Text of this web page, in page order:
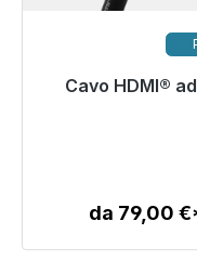
Cavo HDMI®
Pronto per la
da 79,00